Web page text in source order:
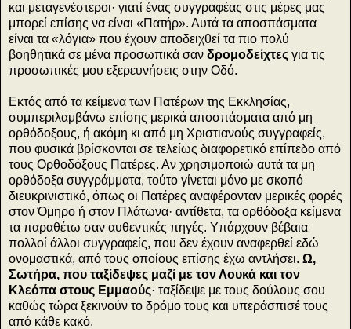
και μεταγενέστεροι· γιατί ένας συγγραφέας στις μέρες μας
μπορεί επίσης να είναι «Πατήρ». Αυτά τα αποσπάσματα
είναι τα «λόγια» που έχουν αποδειχθεί τα πιο πολύ
βοηθητικά σε μένα προσωπικά σαν δρομοδείχτες για τις
προσωπικές μου εξερευνήσεις στην Οδό.
Εκτός από τα κείμενα των Πατέρων της Εκκλησίας,
συμπεριλαμβάνω επίσης μερικά αποσπάσματα από μη
ορθόδοξους, ή ακόμη κι από μη Χριστιανούς συγγραφείς,
που φυσικά βρίσκονται σε τελείως διαφορετικό επίπεδο από
τους Ορθοδόξους Πατέρες. Αν χρησιμοποιώ αυτά τα μη
ορθόδοξα συγγράμματα, τούτο γίνεται μόνο με σκοπό
διευκρινιστικό, όπως οι Πατέρες αναφέρονταν μερικές φορές
στον Όμηρο ή στον Πλάτωνα· αντίθετα, τα ορθόδοξα κείμενα
τα παραθέτω σαν αυθεντικές πηγές. Υπάρχουν βέβαια
πολλοί άλλοι συγγραφείς, που δεν έχουν αναφερθεί εδώ
ονομαστικά, από τους οποίους επίσης έχω αντλήσει. Ω,
Σωτήρα, που ταξίδεψες μαζί με τον Λουκά και τον
Κλεόπα στους Εμμαούς· ταξίδεψε με τους δούλους σου
καθώς τώρα ξεκινούν το δρόμο τους και υπεράσπισέ τους
από κάθε κακό.